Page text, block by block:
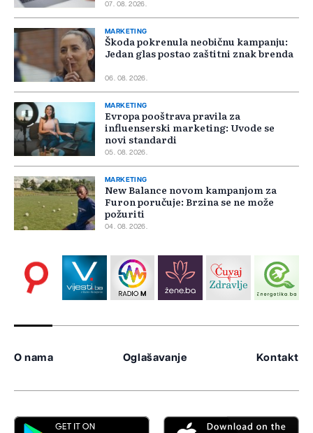
07. 08. 2026.
MARKETING
Škoda pokrenula neobičnu kampanju:
Jedan glas postao zaštitni znak brenda
06. 08. 2026.
MARKETING
Evropa pooštrava pravila za
influenserski marketing: Uvode se
novi standardi
05. 08. 2026.
MARKETING
New Balance novom kampanjom za
Furon poručuje: Brzina se ne može
požuriti
04. 08. 2026.
O nama Oglašavanje Kontakt